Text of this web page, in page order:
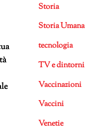
Storia
Storia Umana
tecnologia
TV e dintorni
Vaccinazioni
Vaccini
Venetie